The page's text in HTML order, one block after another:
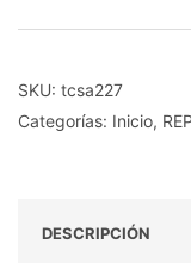
uz-
panel
gj043bga-
b1
SKU: tcsa227
Categorías: Inicio,
DESCRIPCIÓN